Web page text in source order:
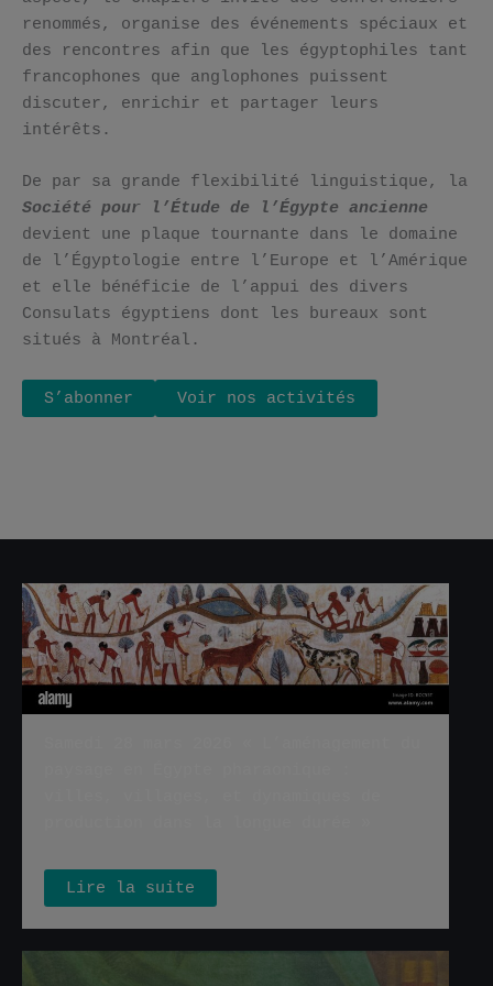
renommés, organise des événements spéciaux et
des rencontres afin que les égyptophiles tant
francophones que anglophones puissent
discuter, enrichir et partager leurs
intérêts.
De par sa grande flexibilité linguistique, la
Société pour l’Étude de l’Égypte ancienne
devient une plaque tournante dans le domaine
de l’Égyptologie entre l’Europe et l’Amérique
et elle bénéficie de l’appui des divers
Consulats égyptiens dont les bureaux sont
situés à Montréal.
S’abonner Voir nos activités
Lire la suite